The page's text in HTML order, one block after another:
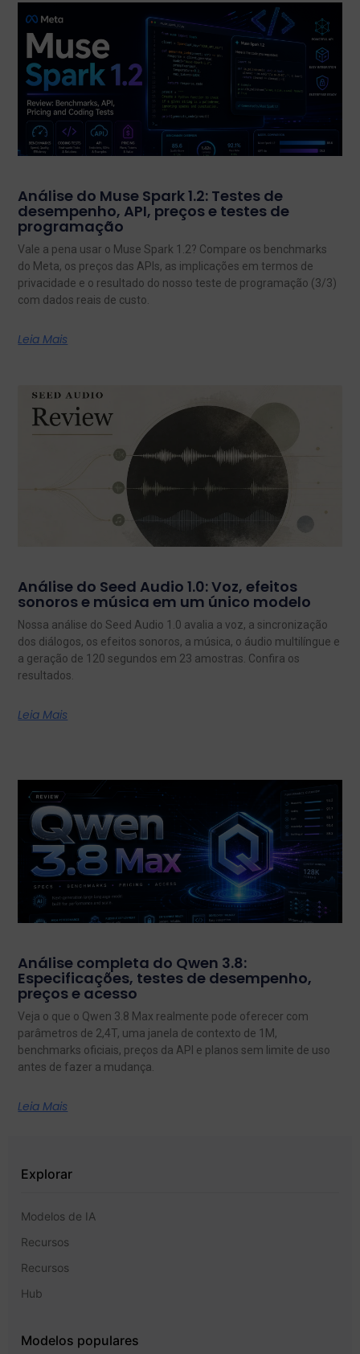
Análise do Muse Spark 1.2: Testes de
desempenho, API, preços e testes de
programação
Vale a pena usar o Muse Spark 1.2? Compare os benchmarks
do Meta, os preços das APIs, as implicações em termos de
privacidade e o resultado do nosso teste de programação (3/3)
com dados reais de custo.
Leia Mais
Análise do Seed Audio 1.0: Voz, efeitos
sonoros e música em um único modelo
Nossa análise do Seed Audio 1.0 avalia a voz, a sincronização
dos diálogos, os efeitos sonoros, a música, o áudio multilíngue e
a geração de 120 segundos em 23 amostras. Confira os
resultados.
Leia Mais
Análise completa do Qwen 3.8:
Especificações, testes de desempenho,
preços e acesso
Veja o que o Qwen 3.8 Max realmente pode oferecer com
parâmetros de 2,4T, uma janela de contexto de 1M,
benchmarks oficiais, preços da API e planos sem limite de uso
antes de fazer a mudança.
Leia Mais
Explorar
Modelos de IA
Recursos
Recursos
Hub
Modelos populares